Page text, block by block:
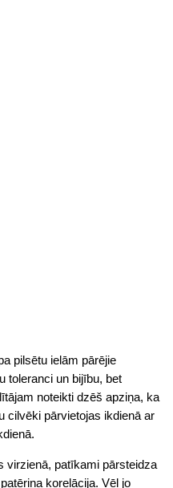
pilsētu ielām pārējie
toleranci un bijību, bet
noteikti dzēš apziņa, ka
cilvēki pārvietojas ikdienā ar
virzienā, patīkami pārsteidza
korelācija. Vēl jo